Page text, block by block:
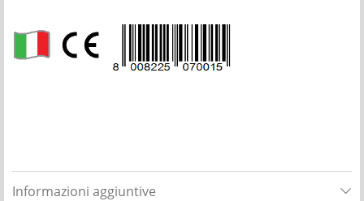
Informazioni aggiuntive